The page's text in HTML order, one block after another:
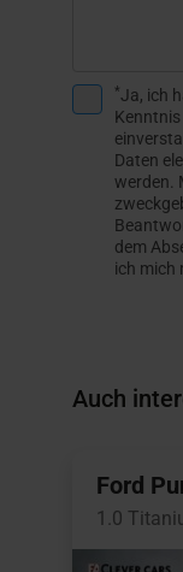
*Ja, ich
Daten
werden.
dem
ich mich
Auch
Ford